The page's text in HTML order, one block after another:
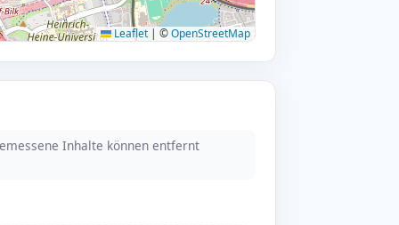
Leaflet | ©OpenStreetMap
Inhalte können entfernt